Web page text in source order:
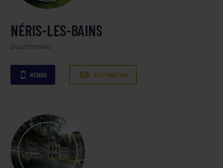
NÉRIS-LES-BAINS
Bourbonnais
 HENOO  DESTINATION